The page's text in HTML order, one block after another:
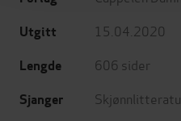
Utgitt 15.04.2020
Lengde 606 sider
Sjanger